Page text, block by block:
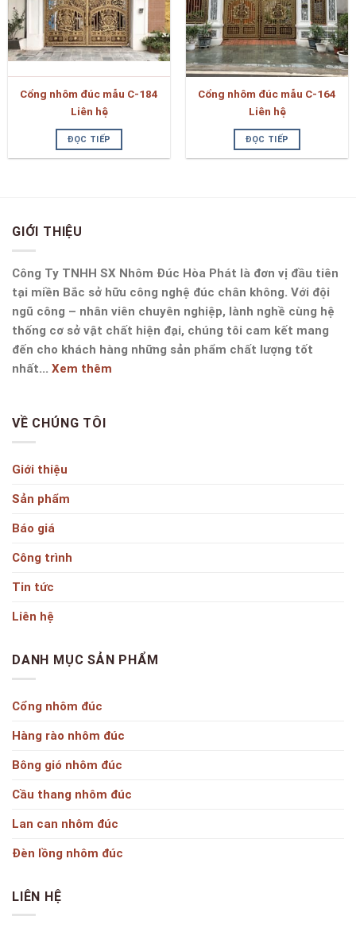
Cổng nhôm đúc mẫu C-184
Liên hệ
ĐỌC TIẾP
Cổng nhôm đúc mẫu C-164
Liên hệ
ĐỌC TIẾP
GIỚI THIỆU
Công Ty TNHH SX Nhôm Đúc Hòa Phát là đơn vị đầu tiên
tại miền Bắc sở hữu công nghệ đúc chân không. Với đội
ngũ công – nhân viên chuyên nghiệp, lành nghề cùng hệ
thống cơ sở vật chất hiện đại, chúng tôi cam kết mang
đến cho khách hàng những sản phẩm chất lượng tốt
nhất... Xem thêm
VỀ CHÚNG TÔI
Giới thiệu
Sản phẩm
Báo giá
Công trình
Tin tức
Liên hệ
DANH MỤC SẢN PHẨM
Cổng nhôm đúc
Hàng rào nhôm đúc
Bông gió nhôm đúc
Cầu thang nhôm đúc
Lan can nhôm đúc
Đèn lồng nhôm đúc
LIÊN HỆ